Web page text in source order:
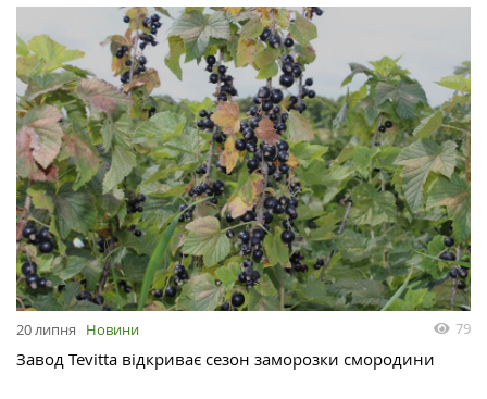
20 липня Новини 79
Завод Tevitta відкриває сезон заморозки смородини